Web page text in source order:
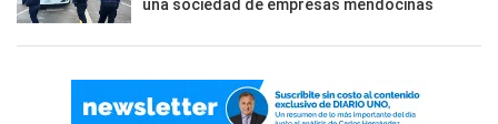
una sociedad de empresas mendocinas